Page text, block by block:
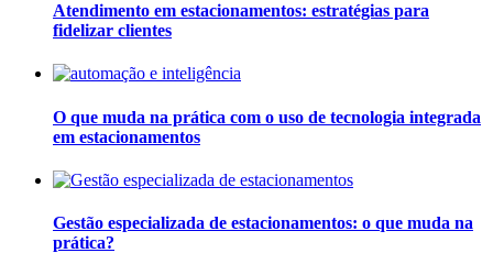
Atendimento em estacionamentos: estratégias para
fidelizar clientes
O que muda na prática com o uso de tecnologia integrada
em estacionamentos
Gestão especializada de estacionamentos: o que muda na
prática?